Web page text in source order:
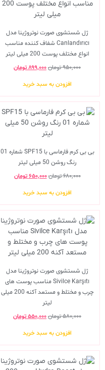
ژل شستشوی صورت نوتروژینا مدل
Canlandırıcı شفاف کننده مناسب
انواع مختلف پوست 200 میلی لیتر
۹۵۰,۰۰۰تومان۸۹۹,۰۰۰تومان
افزودن به سبد خرید
بی بی کرم فارماسی با SPF15 شماره 01
رنگ روشن 50 میلی لیتر
۶۸۰,۰۰۰تومان۶۵۰,۰۰۰تومان
افزودن به سبد خرید
ژل شستشوی صورت نوتروژینا مدل
Sivilce Karşıtı مناسب پوست های
چرب و مختلط و مستعد آکنه 200 میلی
لیتر
۵۸۰,۰۰۰تومان۵۵۰,۰۰۰تومان
افزودن به سبد خرید